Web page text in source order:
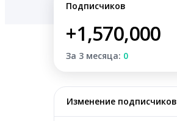
Подписчиков
+1,570,000
За 3 месяца: 0
Изменение подписчиков